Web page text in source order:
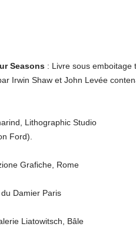
Seasons : Livre sous
Irwin Shaw et John Levée
Lithographic Studio
Grafiche, Rome
Damier Paris
Liatowitsch, Bâle